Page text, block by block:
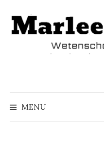
inhoud
springen
MENU